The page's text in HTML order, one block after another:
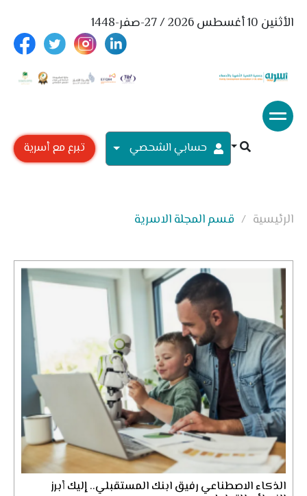
الأثنين 10 أغسطس 2026 / 27-صفر-1448
حسابي الشحصي تبرع مع أسرية
الرئيسية قسم المجلة الاسرية
الذكاء الاصطناعي رفيق ابنك المستقبلي.. إليك أبرز